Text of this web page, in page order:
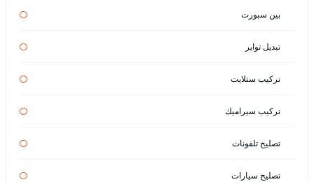
بين سبورت
تبديل تواير
تركيب ستلايت
تركيب سيراميك
تصليح تلفونات
تصليح سيارات